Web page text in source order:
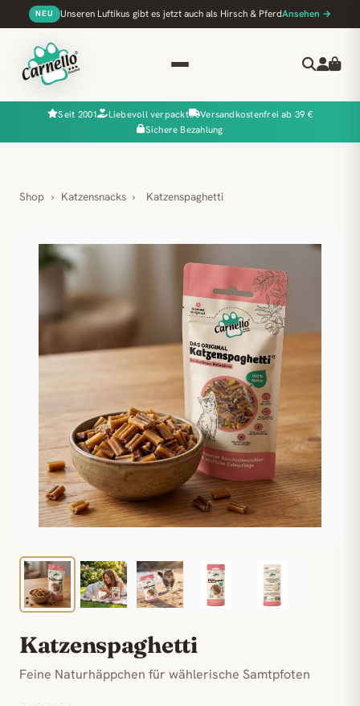
NEU Unseren Luftikus gibt es jetzt auch als Hirsch & PferdAnsehen →
Seit 2001 Liebevoll verpackt
Versandkostenfrei ab 39 €
Sichere Bezahlung
Shop › Katzensnacks › Katzenspaghetti
Katzenspaghetti
Feine Naturhäppchen für wählerische Samtpfoten